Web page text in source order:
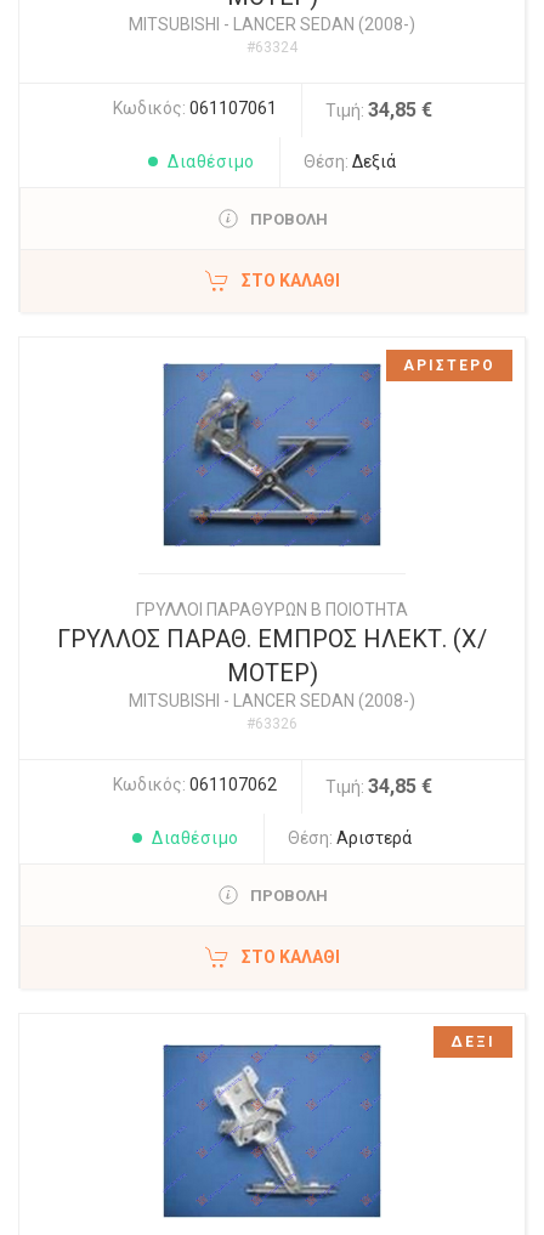
MITSUBISHI - LANCER SEDAN (2008-)
#63324
Κωδικός: 061107061 Τιμή: 34,85 €
Διαθέσιμο Θέση: Δεξιά
ΠΡΟΒΟΛΗ
ΣΤΟ ΚΑΛΆΘΙ
ΓΡΥΛΛΟΙ ΠΑΡΑΘΥΡΩΝ Β ΠΟΙΟΤΗΤΑ
ΓΡΥΛΛΟΣ ΠΑΡΑΘ. ΕΜΠΡΟΣ ΗΛΕΚΤ. (Χ/
ΜΟΤΕΡ)
MITSUBISHI - LANCER SEDAN (2008-)
#63326
Κωδικός: 061107062 Τιμή: 34,85 €
Διαθέσιμο Θέση: Αριστερά
ΠΡΟΒΟΛΗ
ΣΤΟ ΚΑΛΆΘΙ
ΑΡΙΣΤΕΡΟ
ΔΕΞΙ